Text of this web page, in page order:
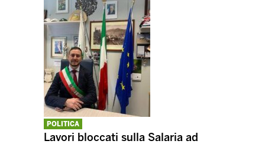
POLITICA
Lavori bloccati sulla Salaria ad